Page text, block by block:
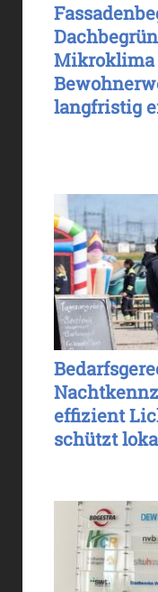
Mikroklima
langfristig
effizient
schützt